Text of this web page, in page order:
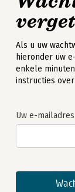
Als u uw
hieronder uw
enkele
instructies
Uw e-mailadres